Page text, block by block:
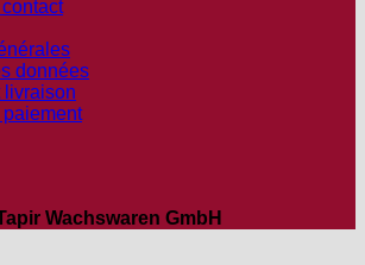
données
livraison
paiement
Wachswaren GmbH